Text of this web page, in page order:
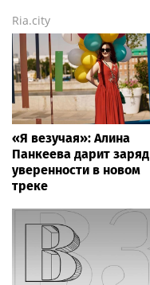
Ria.city
«Я везучая»: Алина
Панкеева дарит заряд
уверенности в новом
треке